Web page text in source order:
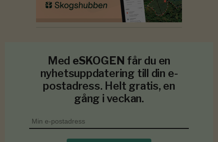
Med eSKOGEN får du en
nyhetsuppdatering till din e-
postadress. Helt gratis, en
gång i veckan.